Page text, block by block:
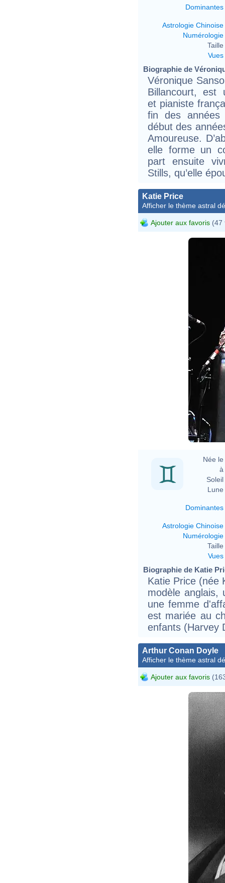
Dominantes
Astrologie Chinoise
Numérologie
Taille
Vues
Biographie de
Véronique
Billancourt, est
et pianiste
fin des
début des
Amoureuse.
elle forme un
part ensuite
Stills, qu’elle
Katie Price
Afficher le thème astral
Ajouter aux favoris (47
Née le
à
Soleil
Lune
Dominantes
Astrologie Chinoise
Numérologie
Taille
Vues
Biographie de Katie
Katie Price (née
modèle anglais,
une femme
est mariée au
enfants (Harvey
Arthur Conan Doyle
Afficher le thème astral
Ajouter aux favoris